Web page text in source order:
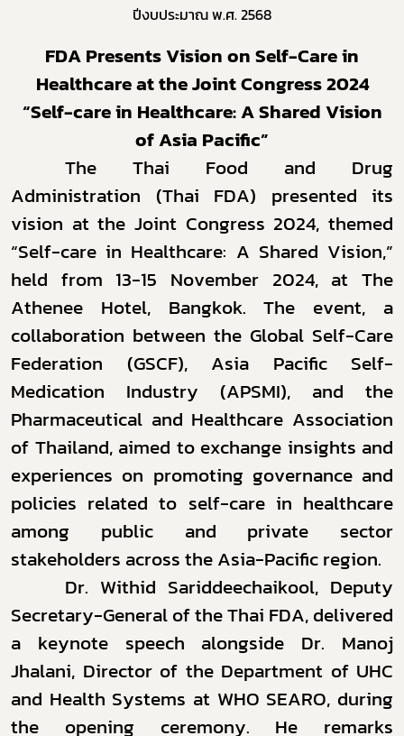
ปีงบประมาณ พ.ศ. 2568
FDA Presents Vision on Self-Care in
Healthcare at the Joint Congress 2024
“Self-care in Healthcare: A Shared Vision
of Asia Pacific”
The Thai Food and Drug
Administration (Thai FDA) presented its
vision at the Joint Congress 2024, themed
“Self-care in Healthcare: A Shared Vision,”
held from 13-15 November 2024, at The
Athenee Hotel, Bangkok. The event, a
collaboration between the Global Self-Care
Federation (GSCF), Asia Pacific Self-
Medication Industry (APSMI), and the
Pharmaceutical and Healthcare Association
of Thailand, aimed to exchange insights and
experiences on promoting governance and
policies related to self-care in healthcare
among public and private sector
stakeholders across the Asia-Pacific region.
Dr. Withid Sariddeechaikool, Deputy
Secretary-General of the Thai FDA, delivered
a keynote speech alongside Dr. Manoj
Jhalani, Director of the Department of UHC
and Health Systems at WHO SEARO, during
the opening ceremony. He remarks